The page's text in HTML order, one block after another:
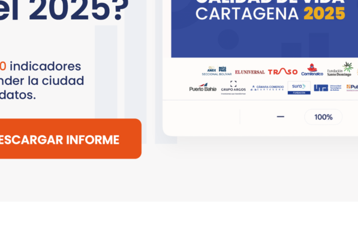
Copyright © 2018 - 2026 All rights reserved |EL UNIVERSAL